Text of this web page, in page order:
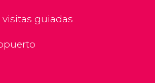
visitas guiadas